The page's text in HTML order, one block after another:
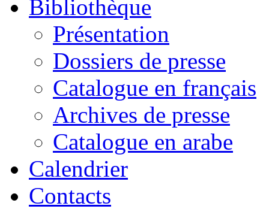
Bibliothèque
Présentation
Dossiers de presse
Catalogue en français
Archives de presse
Catalogue en arabe
Calendrier
Contacts